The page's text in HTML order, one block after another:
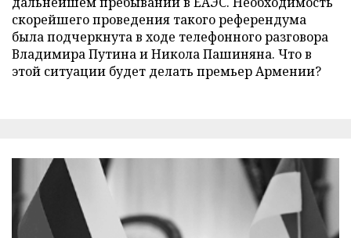
скорейшего проведения такого референдума
была подчеркнута в ходе телефонного разговора
Владимира Путина и Никола Пашиняна. Что в
этой ситуации будет делать премьер Армении?